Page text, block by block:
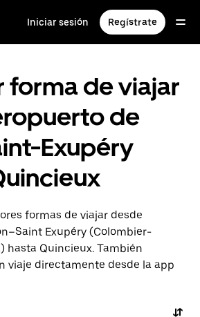
Iniciar sesión Regístrate
forma de viajar
de
Exupéry
formas de viajar desde
Exupéry (Colombier-
hasta Quincieux. También
viaje directamente desde la app